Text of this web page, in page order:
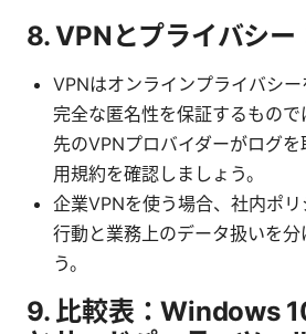
8. VPNとプライバシー
VPNはオンラインプライバシー
完全な匿名性を保証するもの
先のVPNプロバイダーがログ
用規約を確認しましょう。
企業VPNを使う場合、社内ポ
行動と業務上のデータ扱いを分
う。
9. 比較表：Windows